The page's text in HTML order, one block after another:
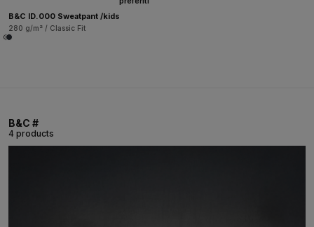
B&C ID.000 Sweatpant /kids
280 g/m² / Classic Fit
B&C #
4 products